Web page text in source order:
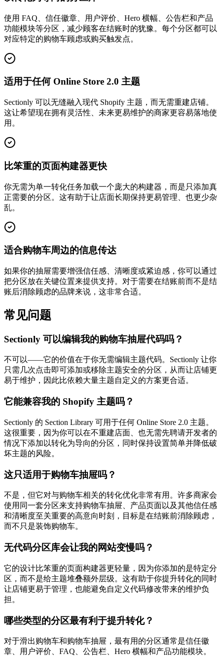
使用 FAQ、信任徽章、用户评价、Hero 横幅、公告栏和产品
功能模块等分区，减少顾客在结账时的犹豫。每个分区都可以
对应特定的购物车顾虑或购买触发点。
适用于任何 Online Store 2.0 主题
Sectionly 可以无缝融入现代 Shopify 主题，而无需重建店铺。
这让希望现在拥有灵活性、未来更易维护的商家更容易落地使
用。
比笨重的页面构建器更快
你无需为单一转化任务加载一个庞大的构建器，而是只添加真
正需要的分区。这有助于让店面长期保持更易管理、也更少杂
乱。
适合购物车周边的信息传达
如果你的抽屉需要增强信任感、清晰度或紧迫感，你可以通过
把分区放在关键位置来提供支持。对于需要在结账前而不是结
账后消除顾虑的品牌来说，这非常合适。
常见问题
Sectionly 可以编辑我的购物车抽屉代码吗？
不可以——它的价值在于你无需编辑主题代码。Sectionly 让你
只需几次点击即可添加或移除主题安全的分区，从而让店铺更
易于维护，因此比依赖大量主题自定义的方案更合适。
它能兼容我的 Shopify 主题吗？
Sectionly 的 Section Library 可用于任何 Online Store 2.0 主题。
这很重要，因为你可以在不重建店面、也无需先聘请开发者的
情况下添加以转化为导向的分区，同时保持设置简单并降低破
坏主题的风险。
这只适用于购物车抽屉吗？
不是，但它对与购物车相关的转化优化非常有用。许多商家会
使用同一套分区来支持购物车抽屉、产品页面以及其他信任感
和清晰度至关重要的高意向时刻，目标是在结账前消除顾虑，
而不只是装饰购物车。
无代码分区库会让我的网站变慢吗？
它的设计比笨重的页面构建器更轻量，因为你添加的是特定分
区，而不是给主题堆叠额外层级。这有助于你提升转化的同时
让店铺更易于管理，也能避免自定义代码修改带来的维护负
担。
哪些类型的分区最有利于提升转化？
对于滑出购物车和购物车抽屉，最有用的分区通常是信任徽
章、用户评价、FAQ、公告栏、Hero 横幅和产品功能模块。